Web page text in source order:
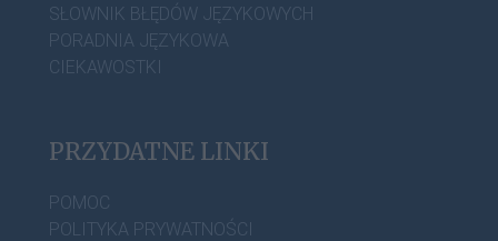
SŁOWNIK BŁĘDÓW JĘZYKOWYCH
PORADNIA JĘZYKOWA
CIEKAWOSTKI
PRZYDATNE LINKI
POMOC
POLITYKA PRYWATNOŚCI